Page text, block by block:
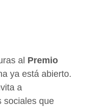
al Premio
ya está abierto.
a
sociales que